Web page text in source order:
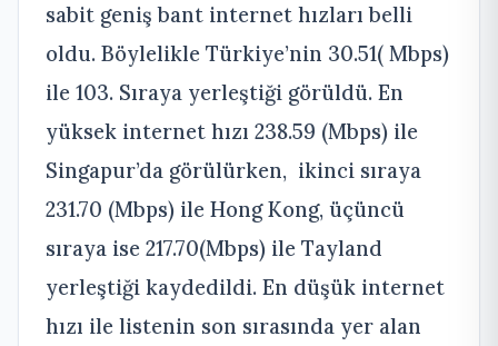
sabit geniş bant internet hızları belli
oldu. Böylelikle Türkiye’nin 30.51( Mbps)
ile 103. Sıraya yerleştiği görüldü. En
yüksek internet hızı 238.59 (Mbps) ile
Singapur’da görülürken, ikinci sıraya
231.70 (Mbps) ile Hong Kong, üçüncü
sıraya ise 217.70(Mbps) ile Tayland
yerleştiği kaydedildi. En düşük internet
hızı ile listenin son sırasında yer alan